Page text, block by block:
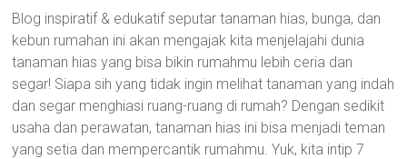
Blog inspiratif & edukatif seputar tanaman hias, bunga, dan
kebun rumahan ini akan mengajak kita menjelajahi dunia
tanaman hias yang bisa bikin rumahmu lebih ceria dan
segar! Siapa sih yang tidak ingin melihat tanaman yang indah
dan segar menghiasi ruang-ruang di rumah? Dengan sedikit
usaha dan perawatan, tanaman hias ini bisa menjadi teman
yang setia dan mempercantik rumahmu. Yuk, kita intip 7